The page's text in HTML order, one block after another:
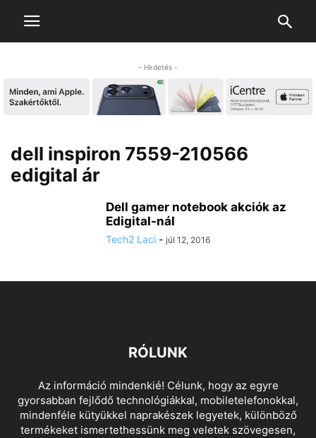
- Hirdetés -
dell inspiron 7559-210566
edigital ár
Dell gamer notebook akciók az
Edigital-nál
Tech2 Laci - júl 12, 2016
RÓLUNK
Az információ mindenkié! Célunk, hogy az egyre
gyorsabban fejlődő technológiákkal, mobiletelefonokkal,
mindenféle kütyükkel naprakészek legyetek, különböző
termékeket ismertethessünk meg veletek szövegesen,